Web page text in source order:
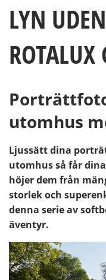
LYN
ROTALUX
utomhus
Ljussätt dina
utomhus så får
höjer dem från
storlek och
denna serie av
äventyr.